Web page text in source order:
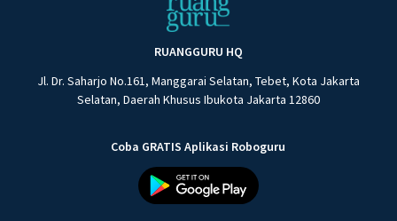
RUANGGURU HQ
Jl. Dr. Saharjo No.161, Manggarai Selatan, Tebet, Kota Jakarta
Selatan, Daerah Khusus Ibukota Jakarta 12860
Coba GRATIS Aplikasi Roboguru